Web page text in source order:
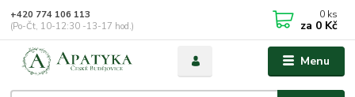
Menu
+420 774 106 113
(Po-Čt, 10-12:30 -13-17 hod.)
0 ks
za 0 Kč